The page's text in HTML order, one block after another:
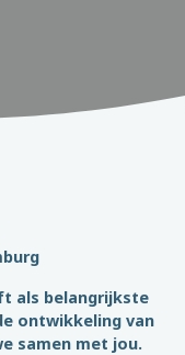
Limburg
als belangrijkste
ontwikkeling van
samen met jou.